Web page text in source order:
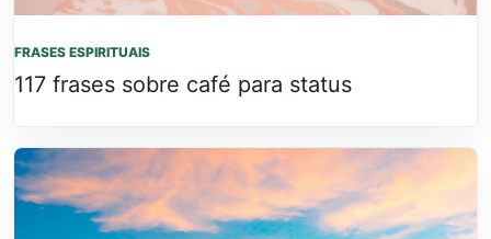
FRASES ESPIRITUAIS
117 frases sobre café para status